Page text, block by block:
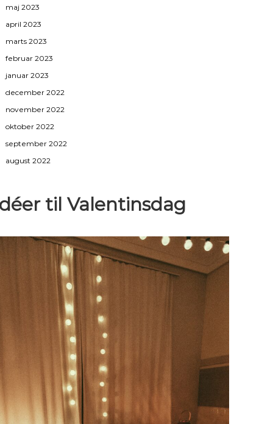
maj 2023
april 2023
marts 2023
februar 2023
januar 2023
december 2022
november 2022
oktober 2022
september 2022
august 2022
til Valentinsdag